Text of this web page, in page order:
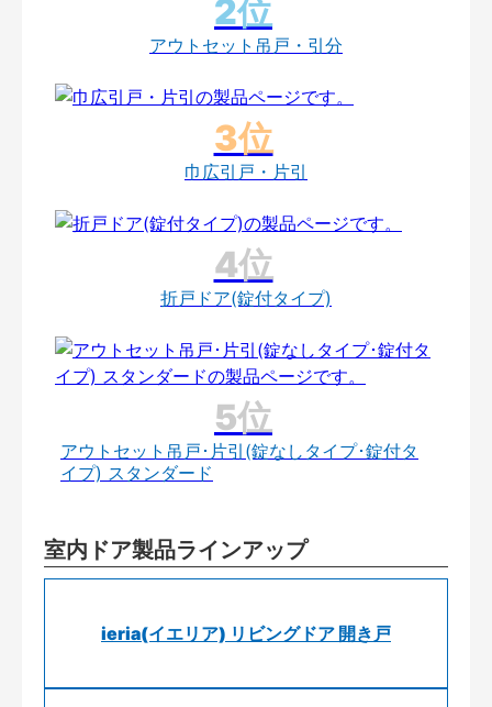
アウトセット吊戸・引分
巾広引戸・片引
折戸ドア(錠付タイプ)
アウトセット吊戸･片引(錠なしタイプ･錠付タ
イプ) スタンダード
室内ドア製品ラインアップ
ieria(イエリア) リビングドア 開き戸